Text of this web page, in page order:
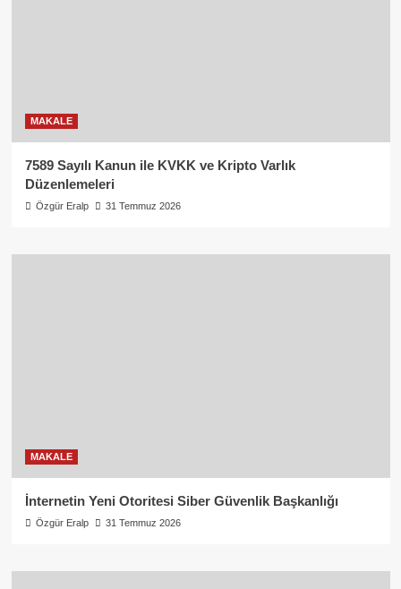
MAKALE
7589 Sayılı Kanun ile KVKK ve Kripto Varlık
Düzenlemeleri
Özgür Eralp 31 Temmuz 2026
MAKALE
İnternetin Yeni Otoritesi Siber Güvenlik Başkanlığı
Özgür Eralp 31 Temmuz 2026